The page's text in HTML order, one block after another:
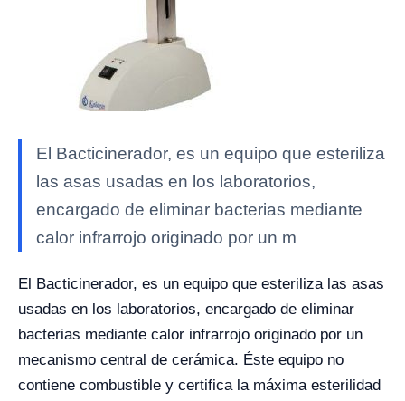
El Bacticinerador, es un equipo que esteriliza
las asas usadas en los laboratorios,
encargado de eliminar bacterias mediante
calor infrarrojo originado por un m
El Bacticinerador, es un equipo que esteriliza las asas
usadas en los laboratorios, encargado de eliminar
bacterias mediante calor infrarrojo originado por un
mecanismo central de cerámica. Éste equipo no
contiene combustible y certifica la máxima esterilidad